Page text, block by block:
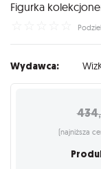
Figurka
Wydawca:
434
(najniższa